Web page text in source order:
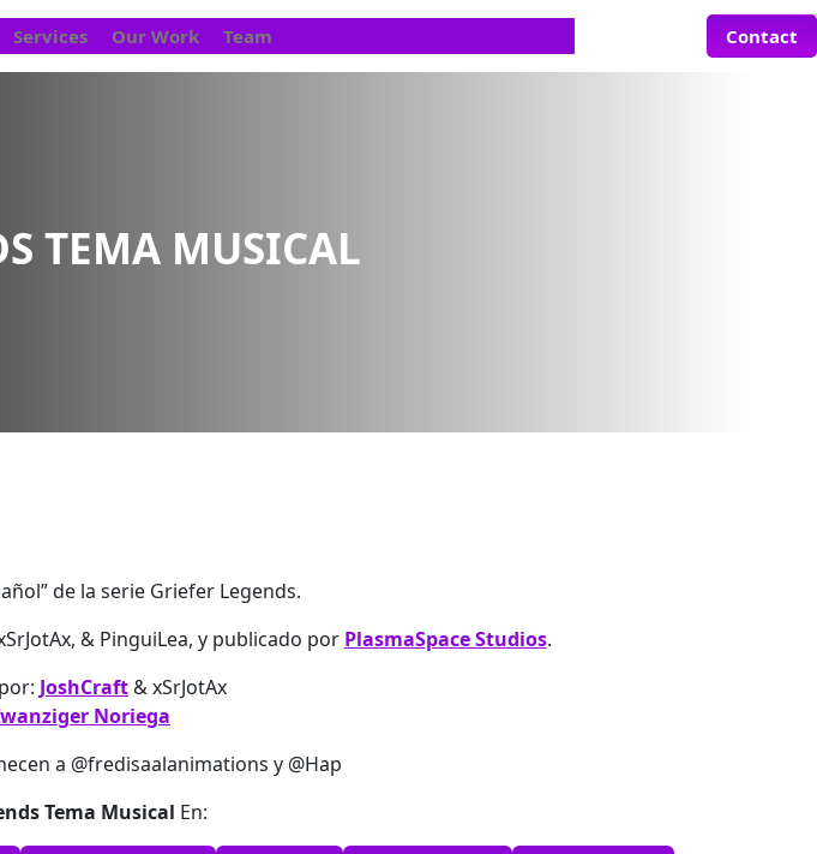
Services Our Work Team Contact
TEMA MUSICAL
de la serie Griefer Legends.
& PinguiLea, y publicado por PlasmaSpace Studios.
JoshCraft& xSrJotAx
Noriega
a @fredisaalanimations y @Hap
Tema Musical En: